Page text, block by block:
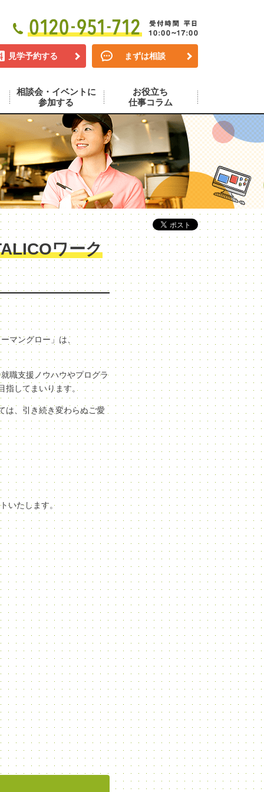
見学予約する まずは相談
相談会・イベントに
参加する
お役立ち
仕事コラム
ワーク
マングロー」は、
職支援ノウハウやプログラ
指してまいります。
は、引き続き変わらぬご愛
いたします。